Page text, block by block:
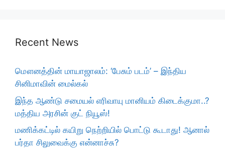
Recent News
மௌனத்தின் மாயாஜாலம்: ‘பேசும் படம்’ – இந்திய
சினிமாவின் மைல்கல்
இந்த ஆண்டு சமையல் எரிவாயு மானியம் கிடைக்குமா..?
மத்திய அரசின் குட் நியூஸ்!
மணிக்கட்டில் கயிறு நெற்றியில் பொட்டு கூடாது! ஆனால்
பர்தா சிலுவைக்கு என்னாச்சு?